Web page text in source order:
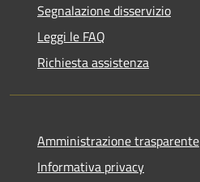
Segnalazione disservizio
Leggi le FAQ
Richiesta assistenza
Amministrazione trasparente
Informativa privacy